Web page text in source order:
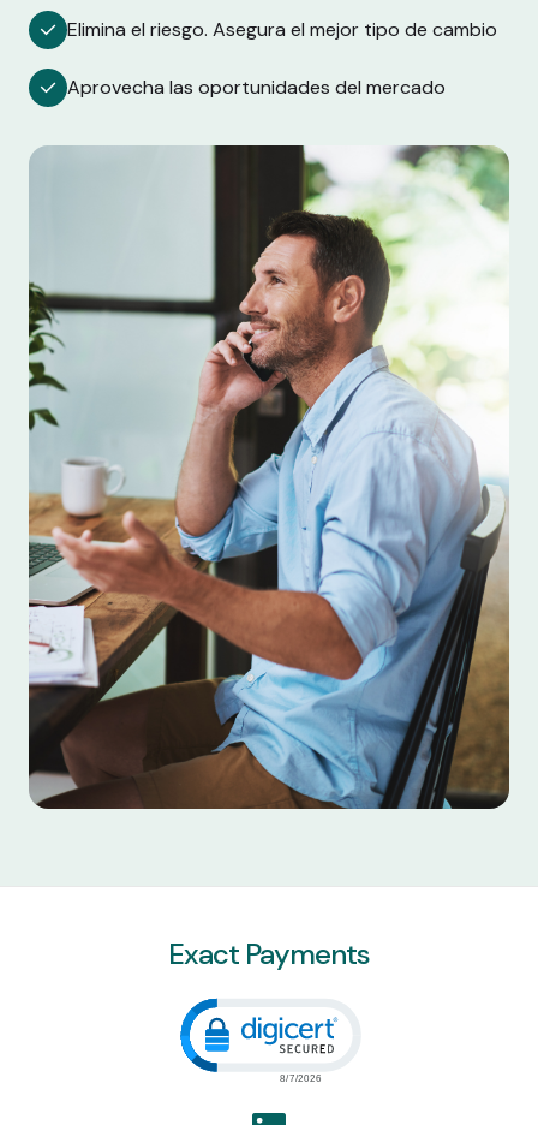
Elimina el riesgo. Asegura el mejor tipo de cambio
Aprovecha las oportunidades del mercado
Exact Payments